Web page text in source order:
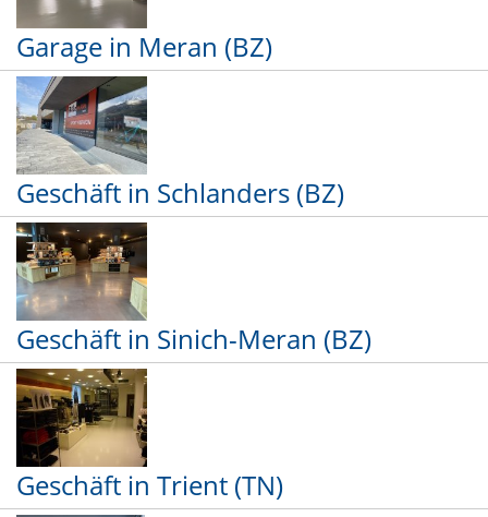
Garage in Meran (BZ)
Geschäft in Schlanders (BZ)
Geschäft in Sinich-Meran (BZ)
Geschäft in Trient (TN)